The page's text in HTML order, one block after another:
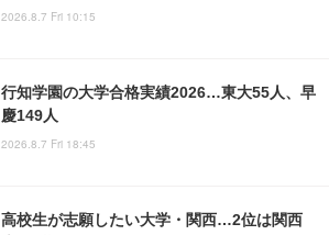
2026.8.7 Fri 10:15
行知学園の大学合格実績2026…東大55人、早
慶149人
2026.8.7 Fri 18:45
高校生が志願したい大学・関西…2位は関西